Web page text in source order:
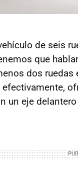
de seis
que
dos ruedas
efectivamente,
un eje